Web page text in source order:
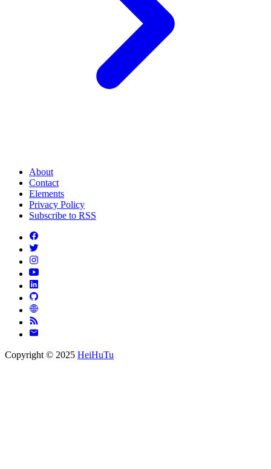
About
Contact
Elements
Privacy Policy
Subscribe to RSS
Copyright © 2025 HeiHuTu